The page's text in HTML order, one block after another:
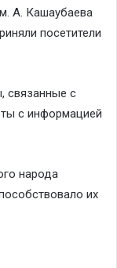
А. Кашаубаева
посетители
связанные с
с информацией
народа
их